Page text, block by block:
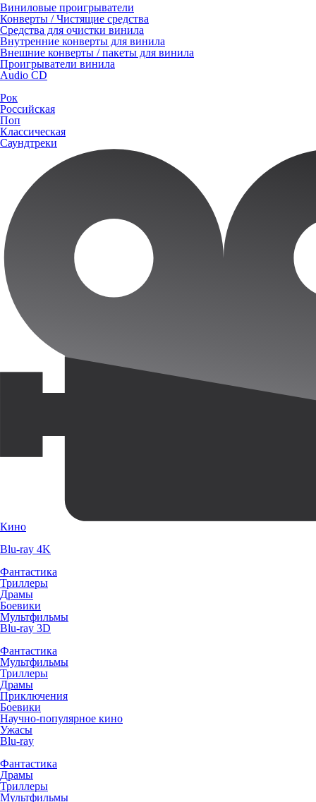
Виниловые проигрыватели
Конверты / Чистящие средства
Средства для очистки винила
Внутренние конверты для винила
Внешние конверты / пакеты для винила
Проигрыватели винила
Audio CD
Рок
Российская
Поп
Классическая
Саундтреки
Кино
Blu-ray 4K
Фантастика
Триллеры
Драмы
Боевики
Мультфильмы
Blu-ray 3D
Фантастика
Мультфильмы
Триллеры
Драмы
Приключения
Боевики
Научно-популярное кино
Ужасы
Blu-ray
Фантастика
Драмы
Триллеры
Мультфильмы